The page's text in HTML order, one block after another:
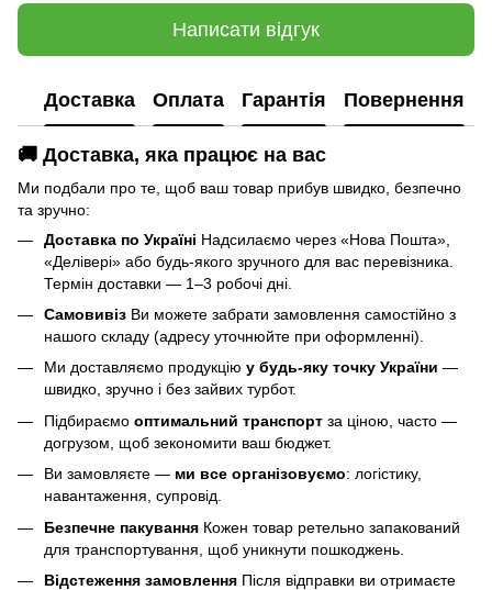
Написати відгук
Доставка Оплата Гарантія Повернення
🚚 Доставка, яка працює на вас
Ми подбали про те, щоб ваш товар прибув швидко, безпечно
та зручно:
Доставка по Україні Надсилаємо через «Нова Пошта»,
«Делівері» або будь-якого зручного для вас перевізника.
Термін доставки — 1–3 робочі дні.
Самовивіз Ви можете забрати замовлення самостійно з
нашого складу (адресу уточнюйте при оформленні).
Ми доставляємо продукцію у будь-яку точку України —
швидко, зручно і без зайвих турбот.
Підбираємо оптимальний транспорт за ціною, часто —
догрузом, щоб зекономити ваш бюджет.
Ви замовляєте — ми все організовуємо: логістику,
навантаження, супровід.
Безпечне пакування Кожен товар ретельно запакований
для транспортування, щоб уникнути пошкоджень.
Відстеження замовлення Після відправки ви отримаєте